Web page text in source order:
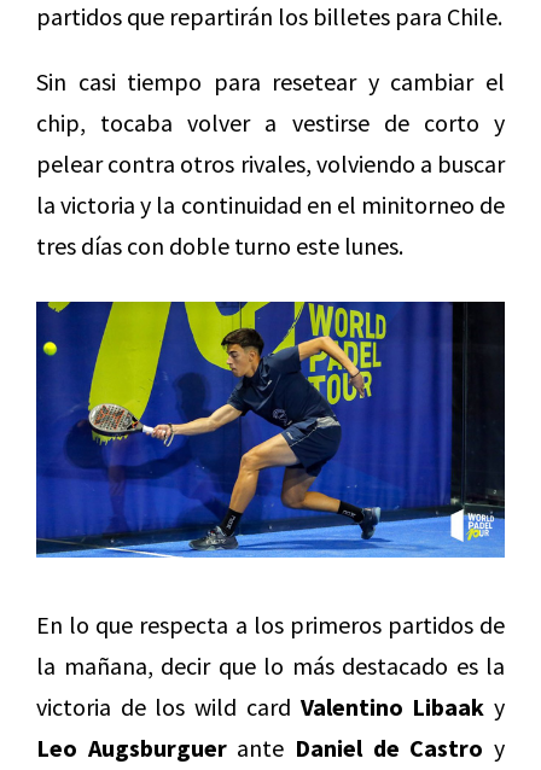
partidos que repartirán los billetes para Chile.
Sin casi tiempo para resetear y cambiar el
chip, tocaba volver a vestirse de corto y
pelear contra otros rivales, volviendo a buscar
la victoria y la continuidad en el minitorneo de
tres días con doble turno este lunes.
En lo que respecta a los primeros partidos de
la mañana, decir que lo más destacado es la
victoria de los wild card Valentino Libaak y
Leo Augsburguerante Daniel de Castro y